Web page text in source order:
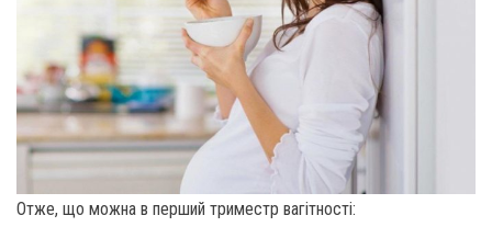
Отже, що можна в перший триместр вагітності: